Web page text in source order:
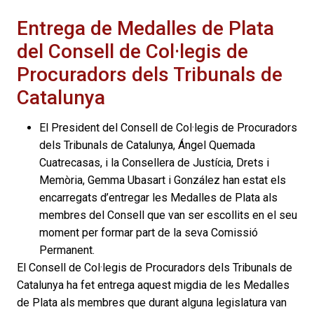
Entrega de Medalles de Plata
del Consell de Col·legis de
Procuradors dels Tribunals de
Catalunya
El President del Consell de Col·legis de Procuradors
dels Tribunals de Catalunya, Ángel Quemada
Cuatrecasas, i la Consellera de Justícia, Drets i
Memòria, Gemma Ubasart i González han estat els
encarregats d’entregar les Medalles de Plata als
membres del Consell que van ser escollits en el seu
moment per formar part de la seva Comissió
Permanent.
El Consell de Col·legis de Procuradors dels Tribunals de
Catalunya ha fet entrega aquest migdia de les Medalles
de Plata als membres que durant alguna legislatura van